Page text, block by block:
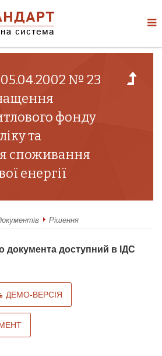
№ 23
фонду
та
споживання
енергії
Рішення
документа доступний в ІДС
ДЕМО-ВЕРСІЯ